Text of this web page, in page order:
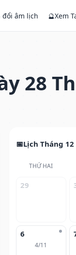
đổi âm lịch 🔮Xem
28
Lịch Tháng
THỨ HAI
29
6
4/11